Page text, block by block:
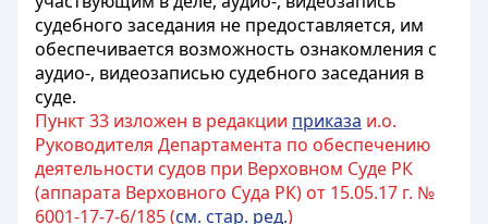
судебного заседания не предоставляется, им
обеспечивается возможность ознакомления с
аудио-, видеозаписью судебного заседания в
суде.
Пункт 33 изложен в редакции приказа и.о.
Руководителя Департамента по обеспечению
деятельности судов при Верховном Суде РК
(аппарата Верховного Суда РК) от 15.05.17 г. №
6001-17-7-6/185 (см. стар. ред.)